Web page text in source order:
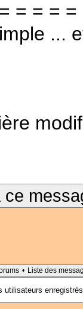
= = =
...
ce
• Liste des
utilisateurs